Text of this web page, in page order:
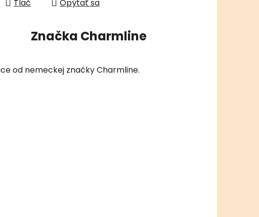
Tlač Opýtať sa
Značka Charmline
od nemeckej značky Charmline.